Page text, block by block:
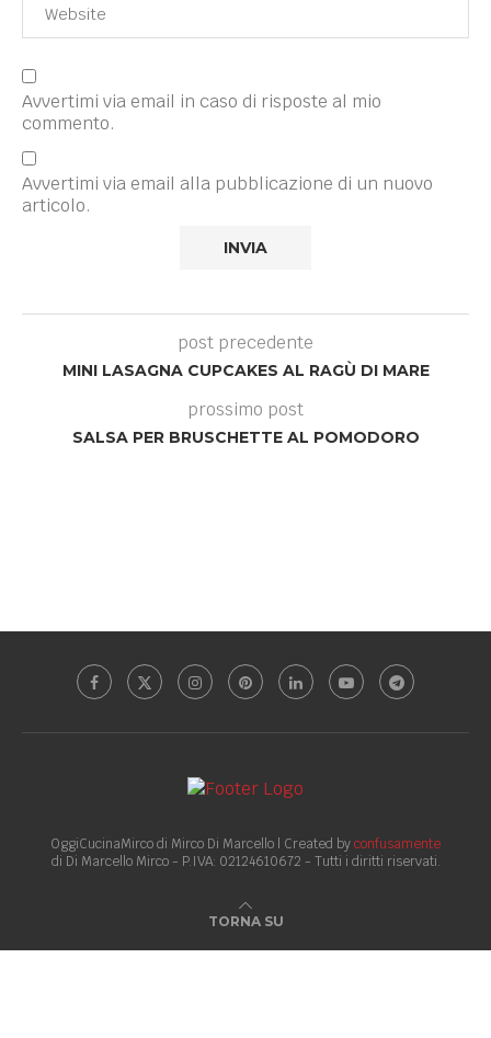
Avvertimi via email in caso di risposte al mio
commento.
Avvertimi via email alla pubblicazione di un nuovo
articolo.
post precedente
MINI LASAGNA CUPCAKES AL RAGÙ DI MARE
prossimo post
SALSA PER BRUSCHETTE AL POMODORO
OggiCucinaMirco di Mirco Di Marcello | Created byconfusamente
di Di Marcello Mirco - P.IVA: 02124610672 - Tutti i diritti riservati.
TORNA SU